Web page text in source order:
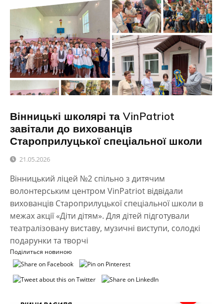
Вінницькі школярі та VinPatriot
завітали до вихованців
Староприлуцької спеціальної школи
21.05.2026
Вінницький ліцей №2 спільно з дитячим
волонтерським центром VinPatriot відвідали
вихованців Староприлуцької спеціальної школи в
межах акції «Діти дітям». Для дітей підготували
театралізовану виставу, музичні виступи, солодкі
подарунки та творчі
Поділиться новиною